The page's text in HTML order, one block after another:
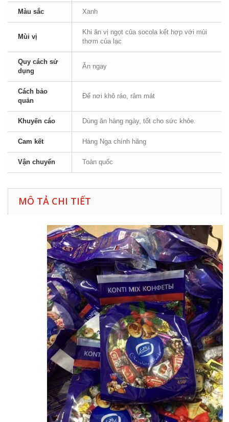
Màu sắc Xanh
Mùi vị
Khi ăn vị ngọt của socola kết hợp với mùi
thơm của lạc
Quy cách sử
dụng
Ăn ngay
Cách bảo
quản
Để nơi khô ráo, râm mát
Khuyến cáo Dùng ăn hàng ngày, tốt cho sức khỏe.
Cam kết Hàng Nga chính hãng
Vận chuyển Toàn quốc
MÔ TẢ CHI TIẾT